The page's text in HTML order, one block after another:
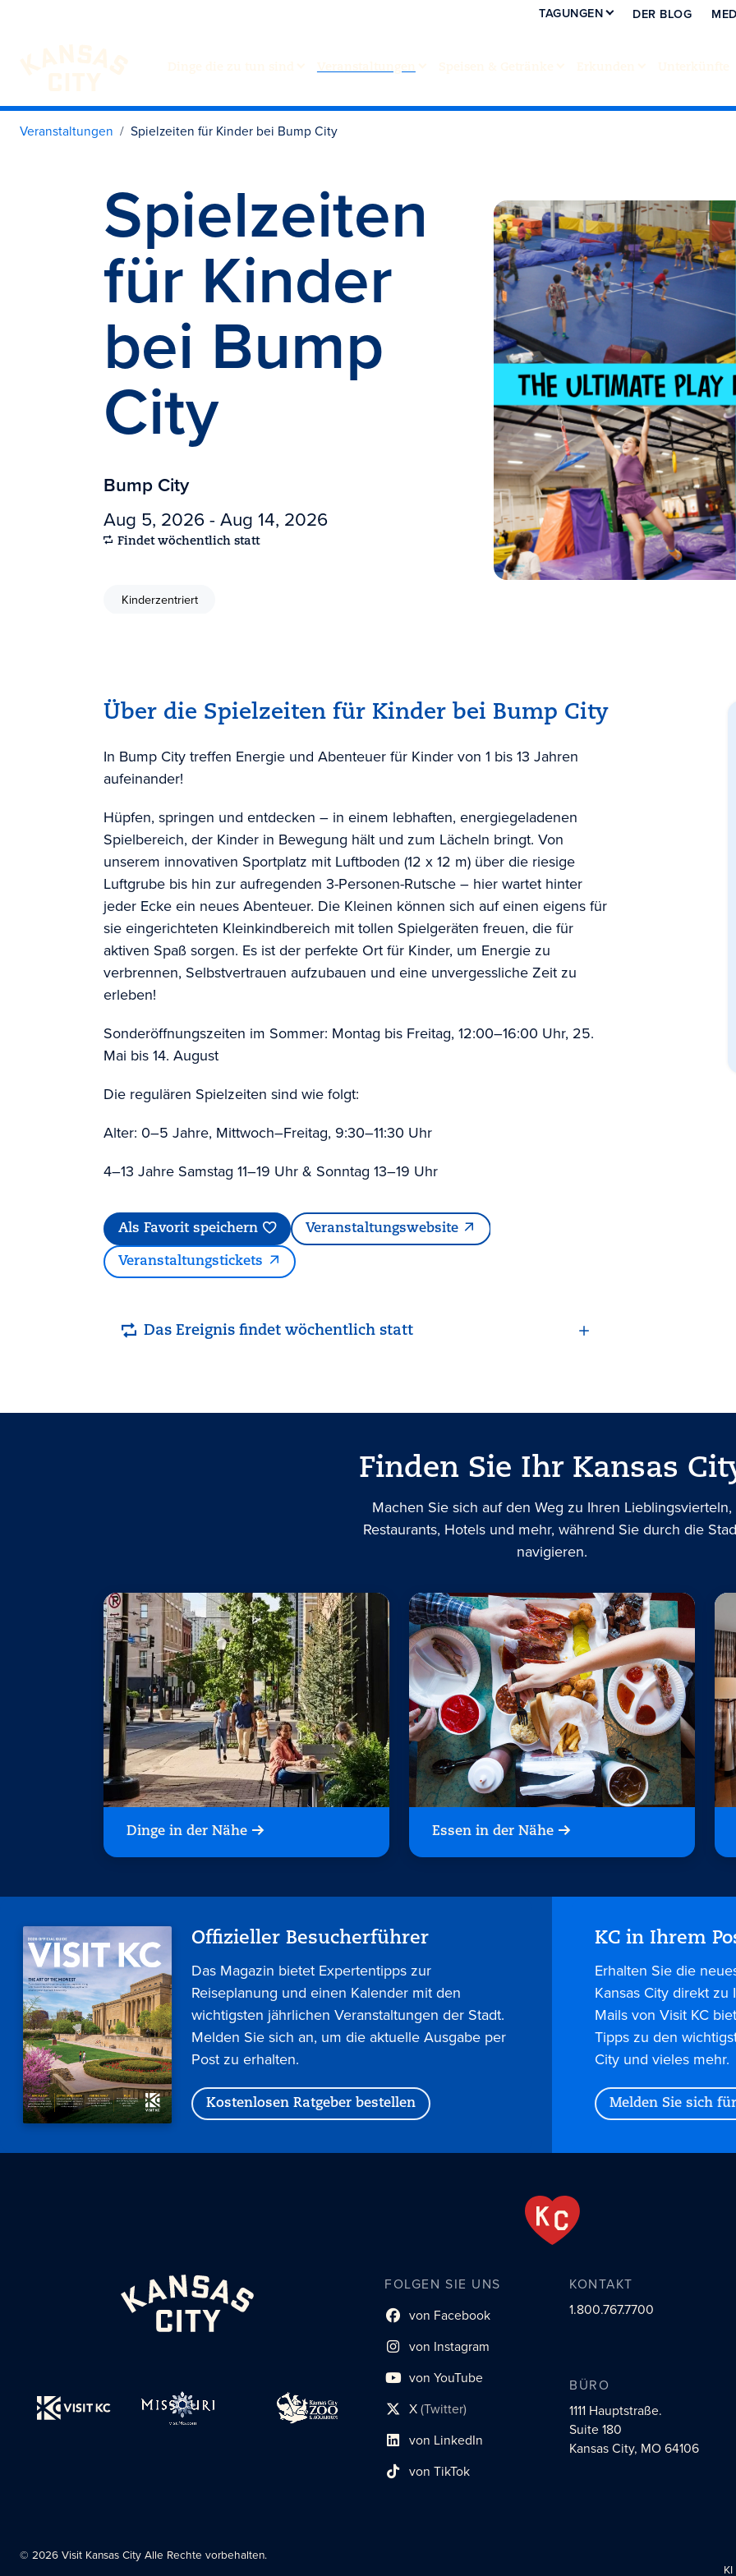
Besuchen Sie KC
TAGUNGEN DER BLOG
Veranstaltungen Spielzeiten für Kinder bei Bump City
Spielzeiten
für Kinder
bei Bump
City
Bump City
Aug 5, 2026 - Aug 14, 2026
Findet wöchentlich statt
Kinderzentriert
Über die Spielzeiten für Kinder bei Bump City
In Bump City treffen Energie und Abenteuer für Kinder von 1 bis 13 Jahren
aufeinander!
Hüpfen, springen und entdecken – in einem lebhaften, energiegeladenen
Spielbereich, der Kinder in Bewegung hält und zum Lächeln bringt. Von
unserem innovativen Sportplatz mit Luftboden (12 x 12 m) über die riesige
Luftgrube bis hin zur aufregenden 3-Personen-Rutsche – hier wartet hinter
jeder Ecke ein neues Abenteuer. Die Kleinen können sich auf einen eigens für
sie eingerichteten Kleinkindbereich mit tollen Spielgeräten freuen, die für
aktiven Spaß sorgen. Es ist der perfekte Ort für Kinder, um Energie zu
verbrennen, Selbstvertrauen aufzubauen und eine unvergessliche Zeit zu
erleben!
Sonderöffnungszeiten im Sommer: Montag bis Freitag, 12:00–16:00 Uhr, 25.
Mai bis 14. August
Die regulären Spielzeiten sind wie folgt:
Alter: 0–5 Jahre, Mittwoch–Freitag, 9:30–11:30 Uhr
4–13 Jahre Samstag 11–19 Uhr & Sonntag 13–19 Uhr
Als Favorit speichern Veranstaltungswebsite
Veranstaltungstickets
Das Ereignis findet wöchentlich statt
Finden Sie Ihr Kansas
Machen Sie sich auf den Weg zu Ihren Lieblingsvierteln,
Restaurants, Hotels und mehr, während Sie durch die
navigieren.
Dinge in der Nähe Essen in der Nähe
Offizieller Besucherführer
Das Magazin bietet Expertentipps zur
Reiseplanung und einen Kalender mit den
wichtigsten jährlichen Veranstaltungen der Stadt.
Melden Sie sich an, um die aktuelle Ausgabe per
Post zu erhalten.
Kostenlosen Ratgeber bestellen
KC in Ihrem
Erhalten Sie die
Kansas City direkt zu
Mails von Visit KC
Tipps zu den
City und vieles mehr.
Melden Sie sich
FOLGEN SIE UNS
Link zum sozialen Profil
von Facebook
Link zum sozialen Profil
von Instagram
Link zum sozialen Profil
von YouTube
X(Twitter)
Social-Profil-Link
Link zum sozialen Profil
von LinkedIn
Link zum sozialen Profil
von TikTok
KONTAKT
1.800.767.7700
BÜRO
1111 Hauptstraße.
Suite 180
Kansas City, MO 64106
© 2026 Visit Kansas City Alle Rechte vorbehalten.